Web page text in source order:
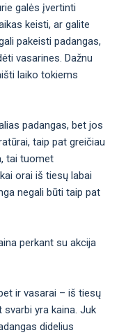
galės įvertinti
keisti, ar galite
pakeisti padangas,
vasarines. Dažnu
laiko tokiems
padangas, bet jos
taip pat greičiau
tai tuomet
orai iš tiesų labai
negali būti taip pat
perkant su akcija
ir vasarai – iš tiesų
svarbi yra kaina. Juk
didelius